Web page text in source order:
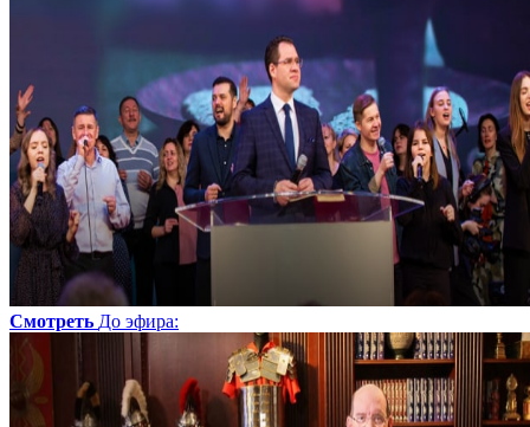
Смотреть До эфира: